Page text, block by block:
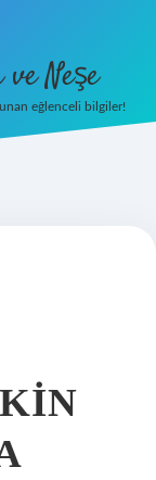
Neşe
eğlenceli bilgiler!